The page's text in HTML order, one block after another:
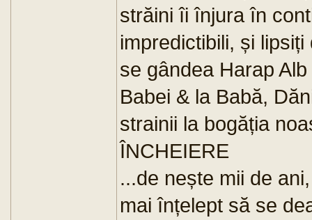
străini îi înjura în
impredictibili, și
se gândea Harap
Babei & la Babă,
strainii la bogăția
ÎNCHEIERE
...de nește mii de
mai înțelept să se